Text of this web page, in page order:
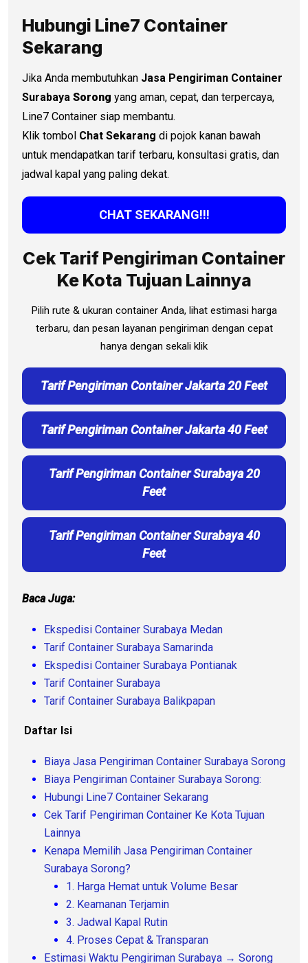
Hubungi Line7 Container
Sekarang
Jika Anda membutuhkan Jasa Pengiriman Container
Surabaya Sorong yang aman, cepat, dan terpercaya,
Line7 Container siap membantu.
Klik tombol Chat Sekarang di pojok kanan bawah
untuk mendapatkan tarif terbaru, konsultasi gratis, dan
jadwal kapal yang paling dekat.
CHAT SEKARANG!!!
Cek Tarif Pengiriman Container
Ke Kota Tujuan Lainnya
Pilih rute & ukuran container Anda, lihat estimasi harga
terbaru, dan pesan layanan pengiriman dengan cepat
hanya dengan sekali klik
Tarif Pengiriman Container Jakarta 20 Feet
Tarif Pengiriman Container Jakarta 40 Feet
Tarif Pengiriman Container Surabaya 20
Feet
Tarif Pengiriman Container Surabaya 40
Feet
Baca Juga:
Ekspedisi Container Surabaya Medan
Tarif Container Surabaya Samarinda
Ekspedisi Container Surabaya Pontianak
Tarif Container Surabaya
Tarif Container Surabaya Balikpapan
Daftar Isi
Biaya Jasa Pengiriman Container Surabaya Sorong
Biaya Pengiriman Container Surabaya Sorong:
Hubungi Line7 Container Sekarang
Cek Tarif Pengiriman Container Ke Kota Tujuan
Lainnya
Kenapa Memilih Jasa Pengiriman Container
Surabaya Sorong?
1. Harga Hemat untuk Volume Besar
2. Keamanan Terjamin
3. Jadwal Kapal Rutin
4. Proses Cepat & Transparan
Estimasi Waktu Pengiriman Surabaya → Sorong